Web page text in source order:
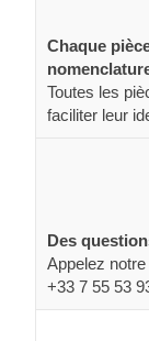
Chaque
Toutes les
faciliter leur
Des
Appelez
+33 7 55 53